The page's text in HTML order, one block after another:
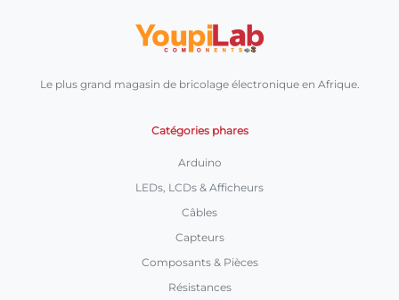
Le plus grand magasin de bricolage électronique en Afrique.
Catégories phares
Arduino
LEDs, LCDs & Afficheurs
Câbles
Capteurs
Composants & Pièces
Résistances